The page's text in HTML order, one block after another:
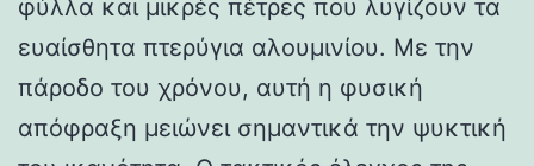
φύλλα και μικρές πέτρες που λυγίζουν τα
ευαίσθητα πτερύγια αλουμινίου. Με την
πάροδο του χρόνου, αυτή η φυσική
απόφραξη μειώνει σημαντικά την ψυκτική